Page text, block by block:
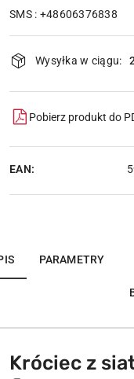
SMS : +48606376838
i
dostawa
Wysyłka w ciągu:
Pobierz produkt do
EAN:
PARAMETRY
Króciec z